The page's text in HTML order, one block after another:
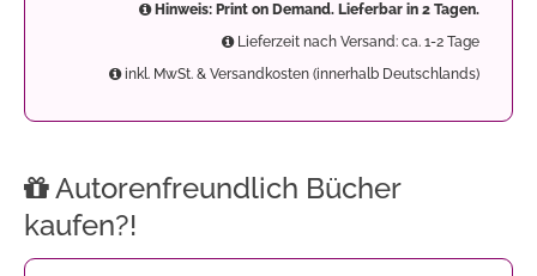
Hinweis: Print on Demand. Lieferbar in 2 Tagen.
Lieferzeit nach Versand: ca. 1-2 Tage
inkl. MwSt. & Versandkosten (innerhalb Deutschlands)
Autorenfreundlich Bücher
kaufen?!